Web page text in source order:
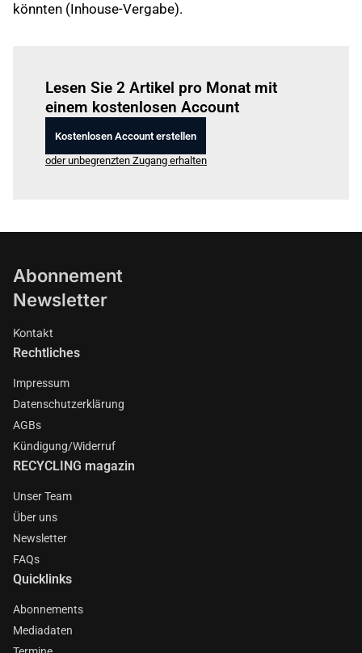
könnten (Inhouse-Vergabe).
Lesen Sie 2 Artikel pro Monat mit
einem kostenlosen Account
Kostenlosen Account erstellen
oder unbegrenzten Zugang erhalten
Abonnement
Newsletter
Kontakt
Rechtliches
Impressum
Datenschutzerklärung
AGBs
Kündigung/Widerruf
RECYCLING magazin
Unser Team
Über uns
Newsletter
FAQs
Quicklinks
Abonnements
Mediadaten